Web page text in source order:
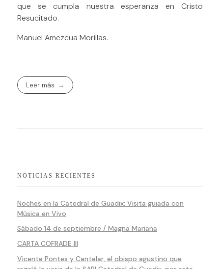
que se cumpla nuestra esperanza en Cristo
Resucitado.
Manuel Amezcua Morillas.
Leer más
NOTICIAS RECIENTES
Noches en la Catedral de Guadix: Visita guiada con
Música en Vivo
Sábado 14 de septiembre / Magna Mariana
CARTA COFRADE III
Vicente Pontes y Cantelar, el obispo agustino que